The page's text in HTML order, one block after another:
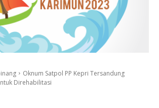
Oknum Satpol PP Kepri Tersandung
Direhabilitasi